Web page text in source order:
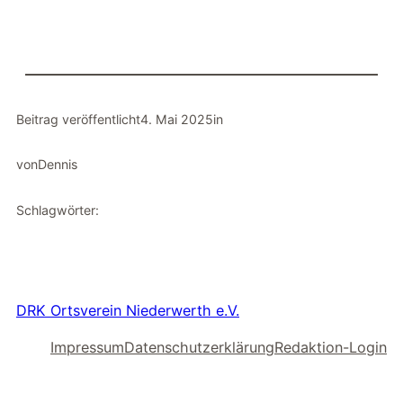
Beitrag veröffentlicht4. Mai 2025in
vonDennis
Schlagwörter:
DRK Ortsverein Niederwerth e.V.
ImpressumDatenschutzerklärungRedaktion-Login